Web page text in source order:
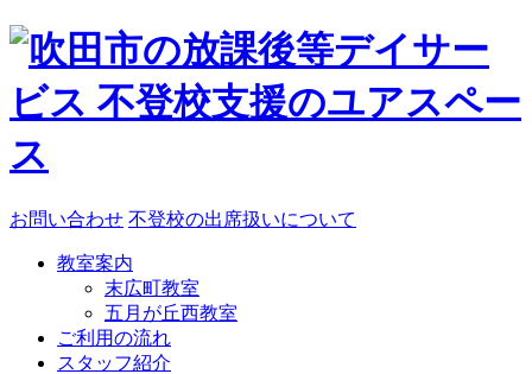
お問い合わせ 不登校の出席扱いについて
教室案内
末広町教室
五月が丘西教室
ご利用の流れ
スタッフ紹介